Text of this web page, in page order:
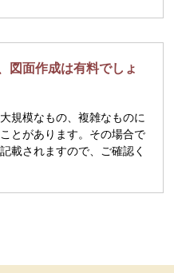
図面作成は有料でしょ
規模なもの、複雑なものに
とがあります。その場合で
載されますので、ご確認く